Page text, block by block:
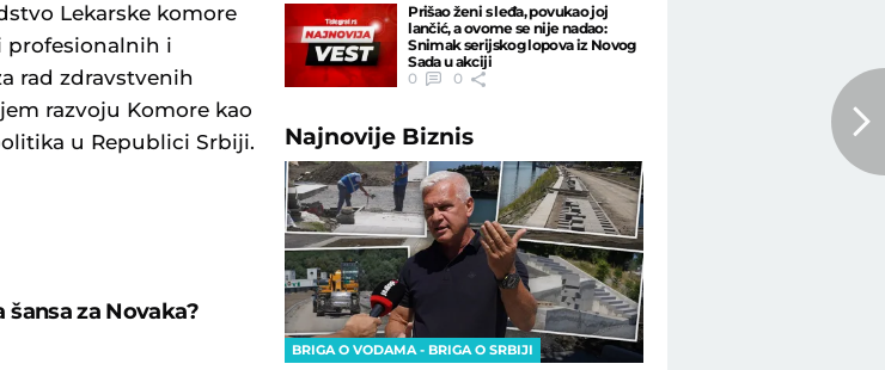
Lekarske komore
profesionalnih i
rad zdravstvenih
razvoju Komore kao
u Republici Srbiji.
šansa za Novaka?
Prišao ženi s leđa, povukao joj
lančić, a ovome se nije nadao:
Snimak serijskog lopova iz Novog
Sada u akciji
0
0
Najnovije Biznis
BRIGA O VODAMA - BRIGA O SRBIJI